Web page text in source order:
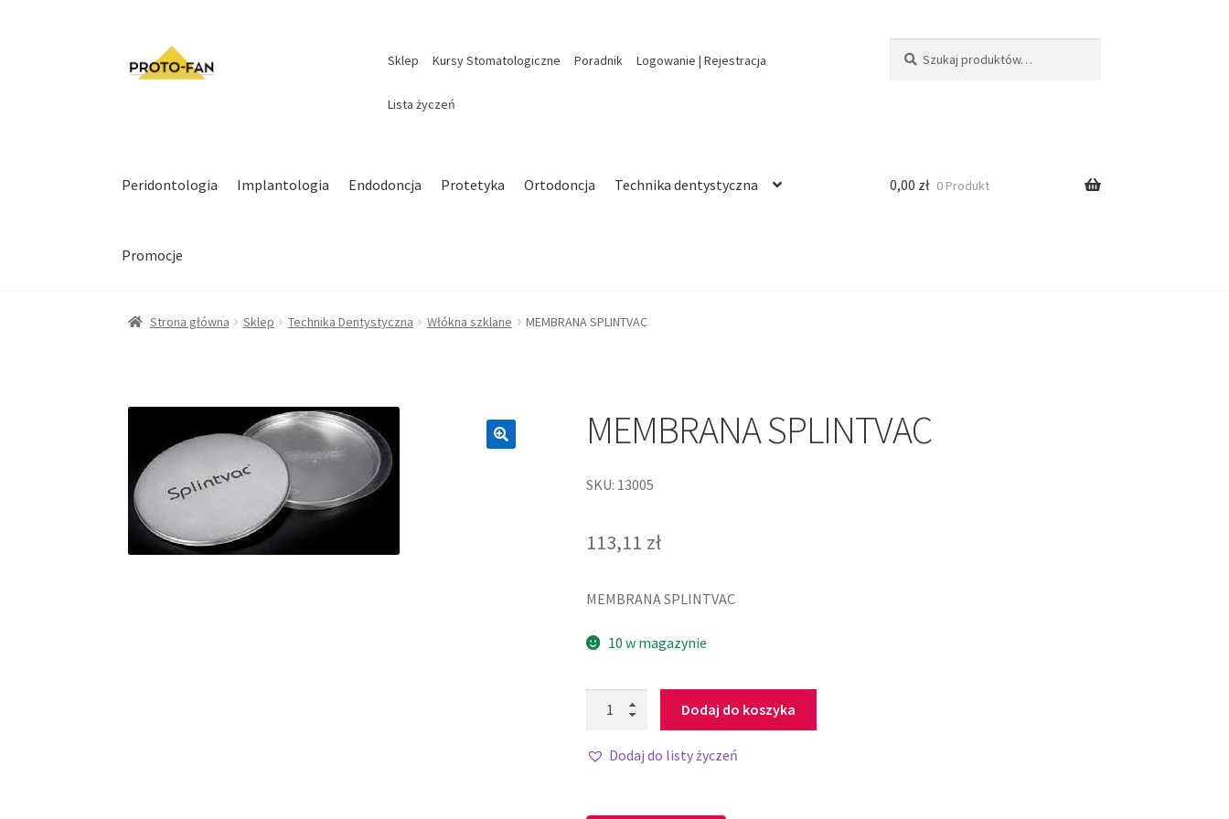
Sklep Kursy Stomatologiczne Poradnik Logowanie | Rejestracja
Lista życzeń
Peridontologia Implantologia Endodoncja Protetyka Ortodoncja Technika dentystyczna
Promocje
0,00 zł 0 Produkt
Strona główna Sklep Technika Dentystyczna Włókna szklane MEMBRANA SPLINTVAC
MEMBRANA SPLINTVAC
SKU: 13005
113,11 zł
MEMBRANA SPLINTVAC
10 w magazynie
Dodaj do koszyka
Dodaj do listy życzeń